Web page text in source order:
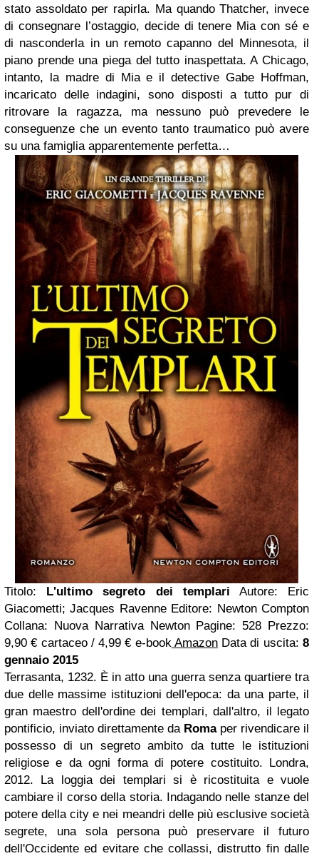
stato assoldato per rapirla. Ma quando Thatcher, invece
di consegnare l’ostaggio, decide di tenere Mia con sé e
di nasconderla in un remoto capanno del Minnesota, il
piano prende una piega del tutto inaspettata. A Chicago,
intanto, la madre di Mia e il detective Gabe Hoffman,
incaricato delle indagini, sono disposti a tutto pur di
ritrovare la ragazza, ma nessuno può prevedere le
conseguenze che un evento tanto traumatico può avere
su una famiglia apparentemente perfetta…
Titolo: L'ultimo segreto dei templari Autore: Eric
Giacometti; Jacques Ravenne Editore: Newton Compton
Collana: Nuova Narrativa Newton Pagine: 528 Prezzo:
9,90 € cartaceo / 4,99 € e-bookAmazonData di uscita:8
gennaio 2015
Terrasanta, 1232. È in atto una guerra senza quartiere tra
due delle massime istituzioni dell'epoca: da una parte, il
gran maestro dell'ordine dei templari, dall'altro, il legato
pontificio, inviato direttamente da Romaper rivendicare il
possesso di un segreto ambito da tutte le istituzioni
religiose e da ogni forma di potere costituito. Londra,
2012. La loggia dei templari si è ricostituita e vuole
cambiare il corso della storia. Indagando nelle stanze del
potere della city e nei meandri delle più esclusive società
segrete, una sola persona può preservare il futuro
dell'Occidente ed evitare che collassi, distrutto fin dalle